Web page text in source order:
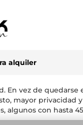
alquiler
En vez de
mayor privacidad
algunos con hasta